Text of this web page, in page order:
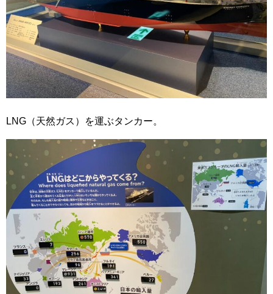
LNG（天然ガス）を運ぶタンカー。